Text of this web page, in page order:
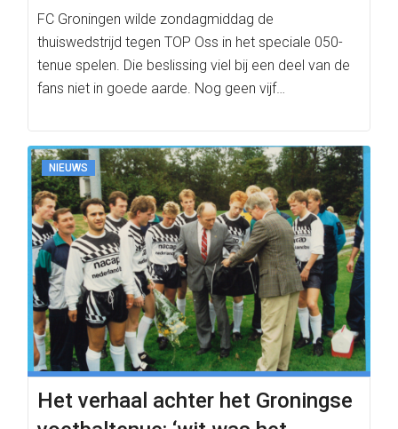
FC Groningen wilde zondagmiddag de
thuiswedstrijd tegen TOP Oss in het speciale 050-
tenue spelen. Die beslissing viel bij een deel van de
fans niet in goede aarde. Nog geen vijf…
NIEUWS
Het verhaal achter het Groningse